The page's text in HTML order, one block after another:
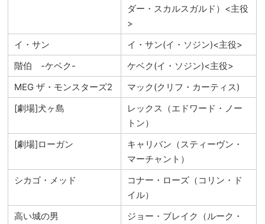
ダー・スカルスガルド）<主役
>
イ・サン
イ・サン(イ・ソジン)<主役>
階伯 -ケベク-
ケベク(イ・ソジン)<主役>
MEG ザ・モンスターズ2
マック(クリフ・カーティス)
[劇場]犬ヶ島
レックス（エドワード・ノー
トン）
[劇場]ローガン
キャリバン（スティーヴン・
マーチャント）
シカゴ・メッド
コナー・ローズ（コリン・ド
イル）
高い城の男
ジョー・ブレイク（ルーク・